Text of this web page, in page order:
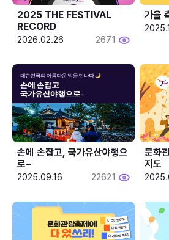
2025 THE FESTIVAL
RECORD
2026.02.26 2671
손에 손잡고, 국가유산야행으
로~
2025.09.16 22621
문화
지도